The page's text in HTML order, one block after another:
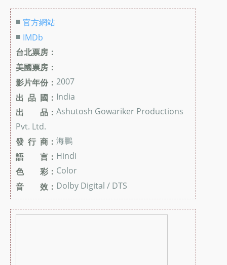
■ 官方網站
■ IMDb
台北票房：
美國票房：
影片年份： 2007
出 品 國： India
出 品： Ashutosh Gowariker Productions
Pvt. Ltd.
發 行 商： 海鵬
語 言： Hindi
色 彩： Color
音 效： Dolby Digital / DTS